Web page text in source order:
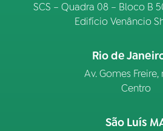
SCS – Quadra 08 – Bloco B
Edifício Venâncio
Rio de
Av. Gomes Freire,
Centro
São Luís